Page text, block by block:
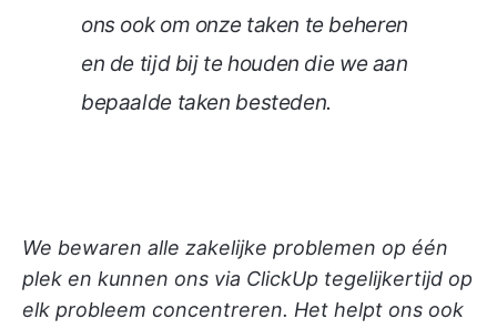
ons ook om onze taken te beheren
en de tijd bij te houden die we aan
bepaalde taken besteden.
We bewaren alle zakelijke problemen op één
plek en kunnen ons via ClickUp tegelijkertijd op
elk probleem concentreren. Het helpt ons ook